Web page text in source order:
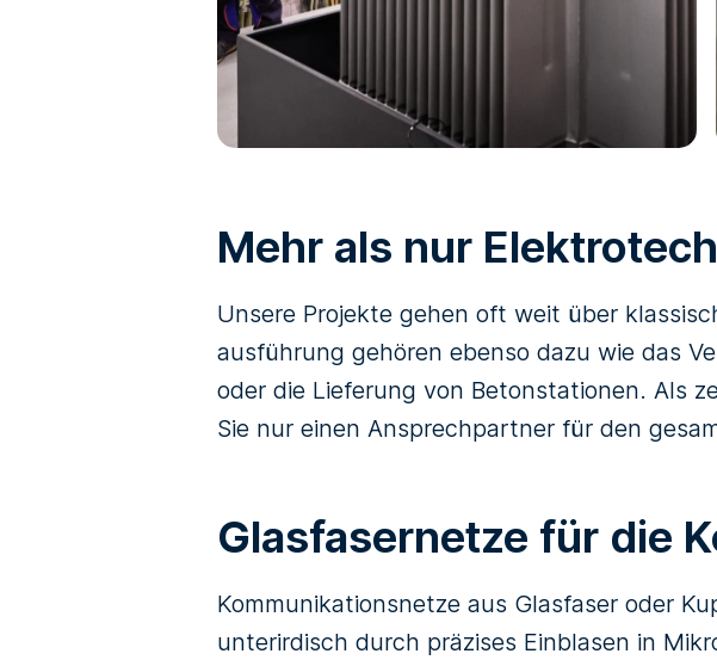
Mehr als nur
Unsere Projekte gehen oft weit über
ausführung gehören ebenso dazu wie das
oder die Lieferung von Betonstationen. Als
Sie nur einen Ansprechpartner für den
Glasfasernetze für die
Kommunikationsnetze aus Glasfaser oder
unterirdisch durch präzises Einblasen in